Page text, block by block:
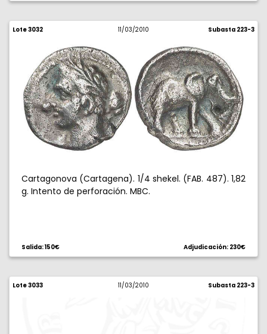
Lote 3032 11/03/2010 Subasta 223-3
Cartagonova (Cartagena). 1/4 shekel. (FAB. 487). 1,82
g. Intento de perforación. MBC.
Salida: 150€ Adjudicación: 230€
Lote 3033 11/03/2010 Subasta 223-3